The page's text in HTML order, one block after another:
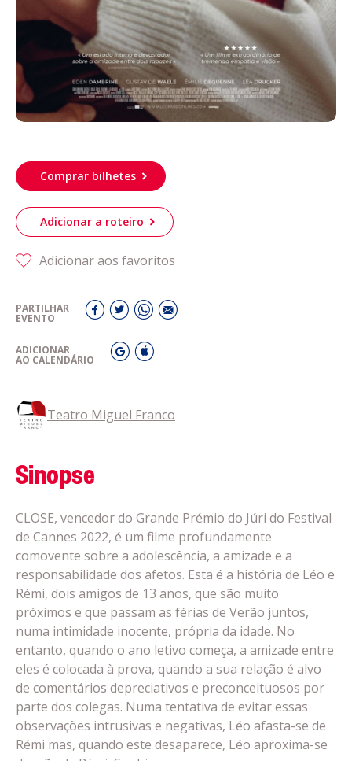
Comprar bilhetes
Adicionar a roteiro
Adicionar aos favoritos
PARTILHAR
EVENTO
ADICIONAR
AO CALENDÁRIO
Teatro Miguel Franco
Sinopse
CLOSE, vencedor do Grande Prémio do Júri do Festival
de Cannes 2022, é um filme profundamente
comovente sobre a adolescência, a amizade e a
responsabilidade dos afetos. Esta é a história de Léo e
Rémi, dois amigos de 13 anos, que são muito
próximos e que passam as férias de Verão juntos,
numa intimidade inocente, própria da idade. No
entanto, quando o ano letivo começa, a amizade entre
eles é colocada à prova, quando a sua relação é alvo
de comentários depreciativos e preconceituosos por
parte dos colegas. Numa tentativa de evitar essas
observações intrusivas e negativas, Léo afasta-se de
Rémi mas, quando este desaparece, Léo aproxima-se